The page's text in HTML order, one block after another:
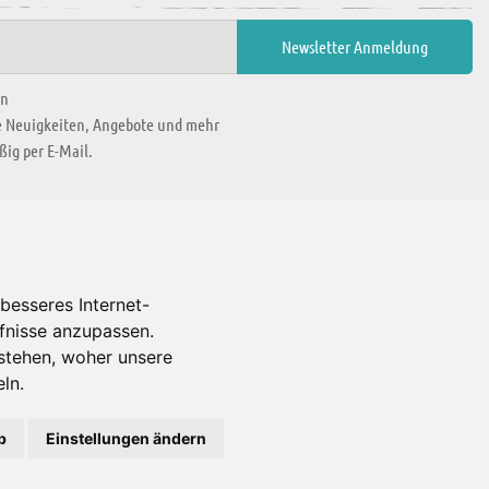
Internet-
anzupassen.
woher unsere
Einstellungen ändern
Angebote und mehr
per E-Mail.
Es gibt uns auch in